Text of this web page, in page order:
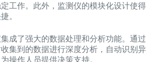
工作。此外，监测仪的模块化设计使得
。
成了强大的数据处理和分析功能。通过
集到的数据进行深度分析，自动识别异
操作人员提供决策支持。